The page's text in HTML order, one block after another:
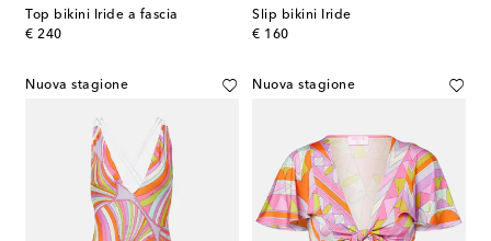
Top bikini Iride a fascia
€ 240
original price
Slip bikini Iride
€ 160
original price
Nuova stagione Nuova stagione